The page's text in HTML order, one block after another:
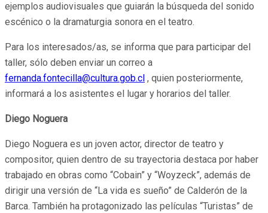
ejemplos audiovisuales que guiarán la búsqueda del sonido
escénico o la dramaturgia sonora en el teatro.
Para los interesados/as, se informa que para participar del
taller, sólo deben enviar un correo a
fernanda.fontecilla@cultura.gob.cl , quien posteriormente,
informará a los asistentes el lugar y horarios del taller.
Diego Noguera
Diego Noguera es un joven actor, director de teatro y
compositor, quien dentro de su trayectoria destaca por haber
trabajado en obras como “Cobain” y “Woyzeck”, además de
dirigir una versión de “La vida es sueño” de Calderón de la
Barca. También ha protagonizado las películas “Turistas” de